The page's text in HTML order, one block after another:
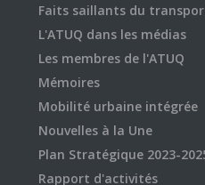
Faits saillants du
L'ATUQ dans les médias
Les membres de l'ATUQ
Mémoires
Mobilité urbaine intégrée
Nouvelles à la Une
Plan Stratégique 2023-
Rapport d'activités